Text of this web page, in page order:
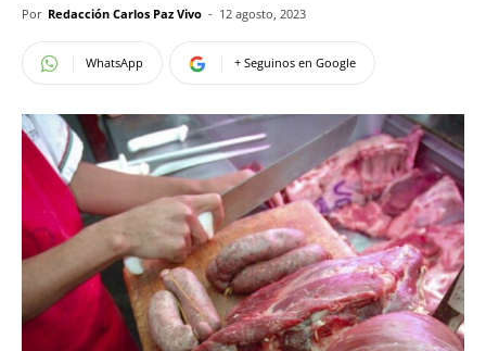
Por Redacción Carlos Paz Vivo - 12 agosto, 2023
WhatsApp + Seguinos en Google